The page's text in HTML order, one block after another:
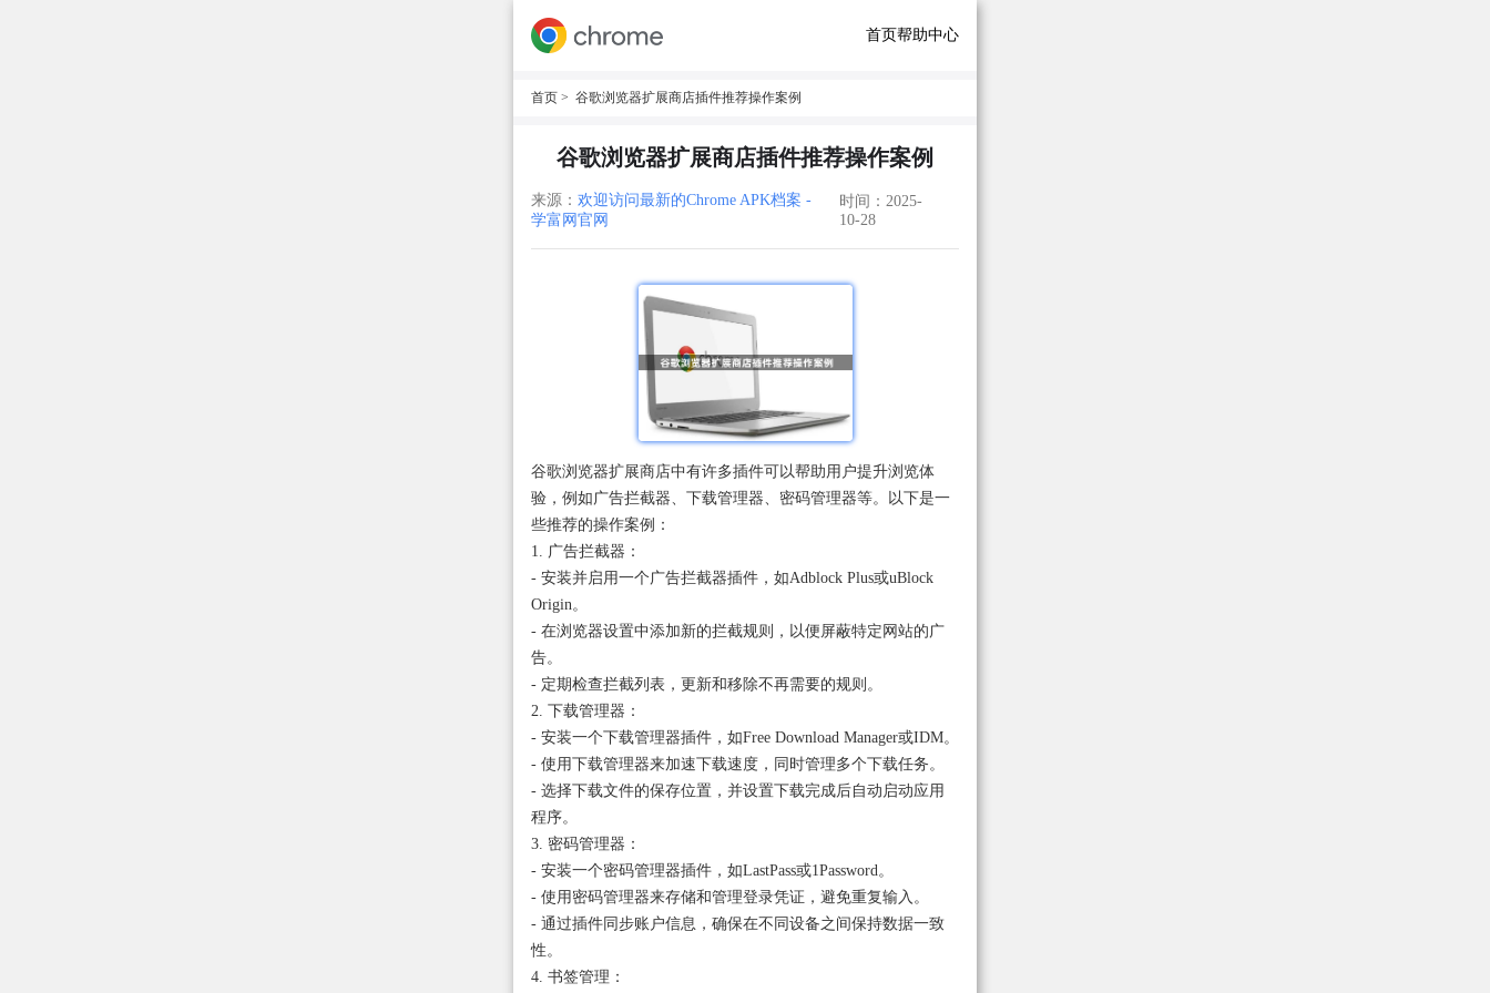
首页帮助中心
首页 > 谷歌浏览器扩展商店插件推荐操作案例
谷歌浏览器扩展商店插件推荐操作案例
来源： 欢迎访问最新的Chrome APK档案 -
学富网官网
时间：2025-
10-28
谷歌浏览器扩展商店中有许多插件可以帮助用户提升浏览体
验，例如广告拦截器、下载管理器、密码管理器等。以下是一
些推荐的操作案例：
1. 广告拦截器：
- 安装并启用一个广告拦截器插件，如Adblock Plus或uBlock
Origin。
- 在浏览器设置中添加新的拦截规则，以便屏蔽特定网站的广
告。
- 定期检查拦截列表，更新和移除不再需要的规则。
2. 下载管理器：
- 安装一个下载管理器插件，如Free Download Manager或IDM。
- 使用下载管理器来加速下载速度，同时管理多个下载任务。
- 选择下载文件的保存位置，并设置下载完成后自动启动应用
程序。
3. 密码管理器：
- 安装一个密码管理器插件，如LastPass或1Password。
- 使用密码管理器来存储和管理登录凭证，避免重复输入。
- 通过插件同步账户信息，确保在不同设备之间保持数据一致
性。
4. 书签管理：